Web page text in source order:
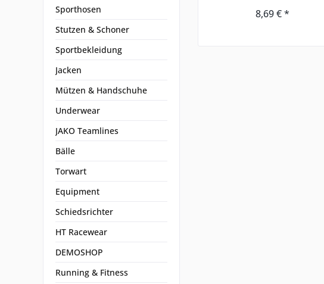
Sporthosen
Stutzen & Schoner
Sportbekleidung
Jacken
Mützen & Handschuhe
Underwear
JAKO Teamlines
Bälle
Torwart
Equipment
Schiedsrichter
HT Racewear
DEMOSHOP
Running & Fitness
8,69 € *